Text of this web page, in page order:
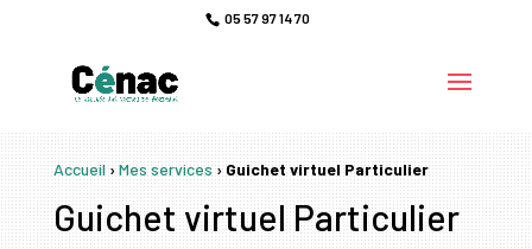
05 57 97 14 70
Accueil›Mes services›Guichet virtuel Particulier
Guichet virtuel Particulier